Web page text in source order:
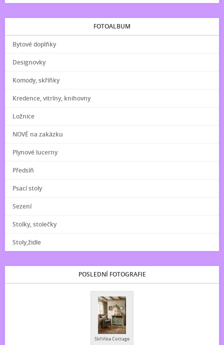
FOTOALBUM
Bytové doplňky
Designovky
Komody, skříňky
Kredence, vitríny, knihovny
Ložnice
NOVÉ na zakázku
Plynové lucerny
Předsíň
Psací stoly
Sezení
Stolky, stolečky
Stoly,židle
POSLEDNÍ FOTOGRAFIE
Skříňka Cottage